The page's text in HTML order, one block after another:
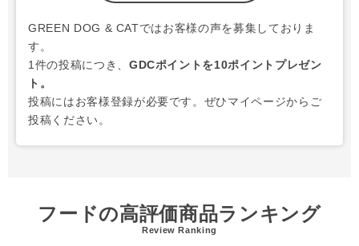
GREEN DOG & CATではお客様の声を募集しておりま
す。
1件の投稿につき、 GDCポイントを10ポイントプレゼン
ト。
投稿にはお客様登録が必要です。ぜひマイページからご
投稿ください。
フードの高評価商品ランキング
Review Ranking